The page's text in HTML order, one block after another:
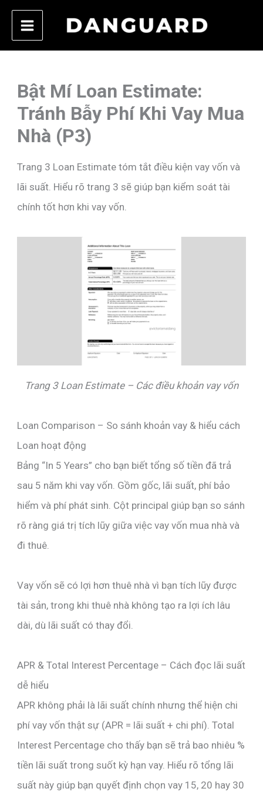
Skip
content
Bật Mí Loan Estimate:
Tránh Bẫy Phí Khi Vay Mua
Nhà (P3)
Trang 3 Loan Estimate tóm tắt điều kiện vay vốn và
lãi suất. Hiểu rõ trang 3 sẽ giúp bạn kiểm soát tài
chính tốt hơn khi vay vốn.
Trang 3 Loan Estimate – Các điều khoản vay vốn
Loan Comparison – So sánh khoản vay & hiểu cách
Loan hoạt động
Bảng “In 5 Years” cho bạn biết tổng số tiền đã trả
sau 5 năm khi vay vốn. Gồm gốc, lãi suất, phí bảo
hiểm và phí phát sinh. Cột principal giúp bạn so sánh
rõ ràng giá trị tích lũy giữa việc vay vốn mua nhà và
đi thuê.
Vay vốn sẽ có lợi hơn thuê nhà vì bạn tích lũy được
tài sản, trong khi thuê nhà không tạo ra lợi ích lâu
dài, dù lãi suất có thay đổi.
APR & Total Interest Percentage – Cách đọc lãi suất
dễ hiểu
APR không phải là lãi suất chính nhưng thể hiện chi
phí vay vốn thật sự (APR = lãi suất + chi phí). Total
Interest Percentage cho thấy bạn sẽ trả bao nhiêu %
tiền lãi suất trong suốt kỳ hạn vay. Hiểu rõ tổng lãi
suất này giúp bạn quyết định chọn vay 15, 20 hay 30